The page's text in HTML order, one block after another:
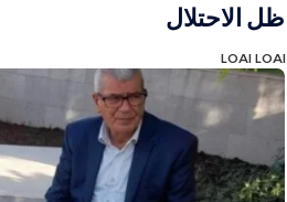
ظل الاحتلال
LOAI LOAI